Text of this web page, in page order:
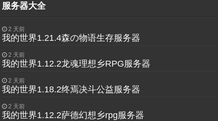
服务器大全
2 天前
我的世界1.21.4森の物语生存服务器
2 天前
我的世界1.12.2龙魂理想乡RPG服务器
2 天前
我的世界1.18.2终焉决斗公益服务器
2 天前
我的世界1.12.2萨德幻想乡rpg服务器